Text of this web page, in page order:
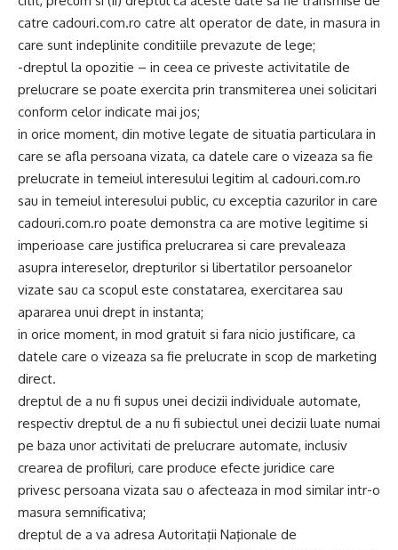
catre cadouri.com.ro catre alt operator de date, in masura in
care sunt indeplinite conditiile prevazute de lege;
-dreptul la opozitie – in ceea ce priveste activitatile de
prelucrare se poate exercita prin transmiterea unei solicitari
conform celor indicate mai jos;
in orice moment, din motive legate de situatia particulara in
care se afla persoana vizata, ca datele care o vizeaza sa fie
prelucrate in temeiul interesului legitim al cadouri.com.ro
sau in temeiul interesului public, cu exceptia cazurilor in care
cadouri.com.ro poate demonstra ca are motive legitime si
imperioase care justifica prelucrarea si care prevaleaza
asupra intereselor, drepturilor si libertatilor persoanelor
vizate sau ca scopul este constatarea, exercitarea sau
apararea unui drept in instanta;
in orice moment, in mod gratuit si fara nicio justificare, ca
datele care o vizeaza sa fie prelucrate in scop de marketing
direct.
dreptul de a nu fi supus unei decizii individuale automate,
respectiv dreptul de a nu fi subiectul unei decizii luate numai
pe baza unor activitati de prelucrare automate, inclusiv
crearea de profiluri, care produce efecte juridice care
privesc persoana vizata sau o afecteaza in mod similar intr-o
masura semnificativa;
dreptul de a va adresa Autoritaţii Naţionale de